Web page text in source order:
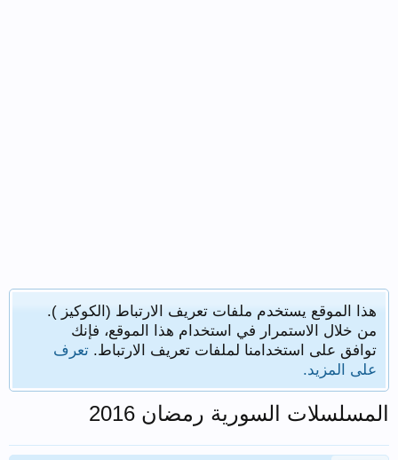
هذا الموقع يستخدم ملفات تعريف الارتباط (الكوكيز ).
من خلال الاستمرار في استخدام هذا الموقع، فإنك
توافق على استخدامنا لملفات تعريف الارتباط. تعرف
على المزيد.
المسلسلات السورية رمضان 2016